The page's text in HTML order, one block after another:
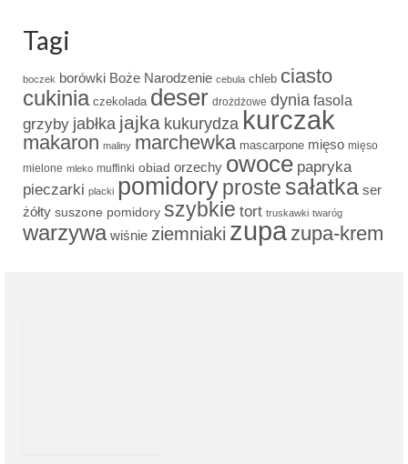
Tagi
boczek borówki Boże Narodzenie cebula chleb ciasto
cukinia czekolada deser drożdżowe dynia fasola
grzyby jabłka jajka kukurydza kurczak
makaron maliny marchewka mascarpone mięso mięso
mielone mleko muffinki obiad orzechy owoce papryka
pieczarki placki pomidoryproste sałatka ser
żółty suszone pomidory szybkie tort truskawki twaróg
warzywa wiśnie ziemniaki zupa zupa-krem